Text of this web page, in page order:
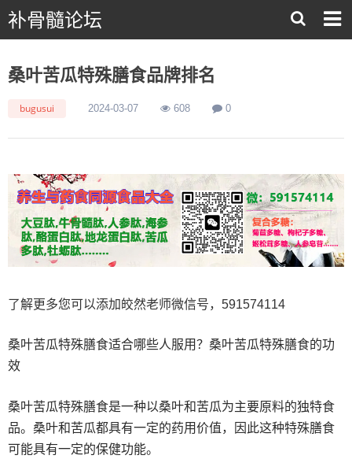
补骨髓论坛
桑叶苦瓜特殊膳食品牌排名
bugusui 2024-03-07 608 0
了解更多您可以添加皎然老师微信号，591574114
桑叶苦瓜特殊膳食适合哪些人服用？桑叶苦瓜特殊膳食的功
效
桑叶苦瓜特殊膳食是一种以桑叶和苦瓜为主要原料的独特食
品。桑叶和苦瓜都具有一定的药用价值，因此这种特殊膳食
可能具有一定的保健功能。